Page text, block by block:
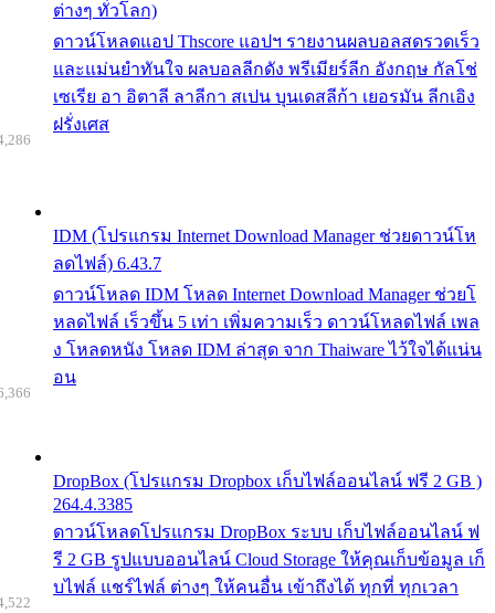
ต่างๆ ทั่วโลก)
ดาวน์โหลดแอป Thscore แอปฯ รายงานผลบอลสดรวดเร็ว
และแม่นยำทันใจ ผลบอลลีกดัง พรีเมียร์ลีก อังกฤษ กัลโช่
เซเรีย อา อิตาลี ลาลีกา สเปน บุนเดสลีก้า เยอรมัน ลีกเอิง
ฝรั่งเศส
IDM (โปรแกรม Internet Download Manager ช่วยดาวน์โห
ลดไฟล์) 6.43.7
ดาวน์โหลด IDM โหลด Internet Download Manager ช่วยโ
หลดไฟล์ เร็วขึ้น 5 เท่า เพิ่มความเร็ว ดาวน์โหลดไฟล์ เพล
ง โหลดหนัง โหลด IDM ล่าสุด จาก Thaiware ไว้ใจได้แน่น
อน
DropBox (โปรแกรม Dropbox เก็บไฟล์ออนไลน์ ฟรี 2 GB )
264.4.3385
ดาวน์โหลดโปรแกรม DropBox ระบบ เก็บไฟล์ออนไลน์ ฟ
รี 2 GB รูปแบบออนไลน์ Cloud Storage ให้คุณเก็บข้อมูล เก็
บไฟล์ แชร์ไฟล์ ต่างๆ ให้คนอื่น เข้าถึงได้ ทุกที่ ทุกเวลา